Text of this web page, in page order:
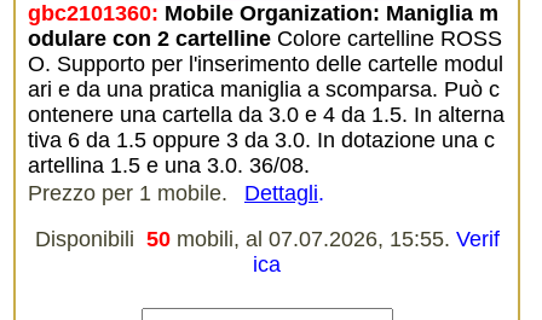
gbc2101360: Mobile Organization: Maniglia m
odulare con 2 cartelline Colore cartelline ROSS
O. Supporto per l'inserimento delle cartelle modul
ari e da una pratica maniglia a scomparsa. Può c
ontenere una cartella da 3.0 e 4 da 1.5. In alterna
tiva 6 da 1.5 oppure 3 da 3.0. In dotazione una c
artellina 1.5 e una 3.0. 36/08.
Prezzo per 1 mobile.
Dettagli.
Disponibili 50 mobili, al 07.07.2026, 15:55. Verif
ica